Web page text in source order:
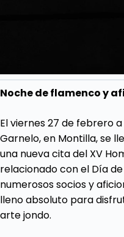
Noche de flamenco y
El viernes 27 de febrero
Garnelo, en Montilla, se
una nueva cita del XV
relacionado con el Día
numerosos socios y
lleno absoluto para
arte jondo.